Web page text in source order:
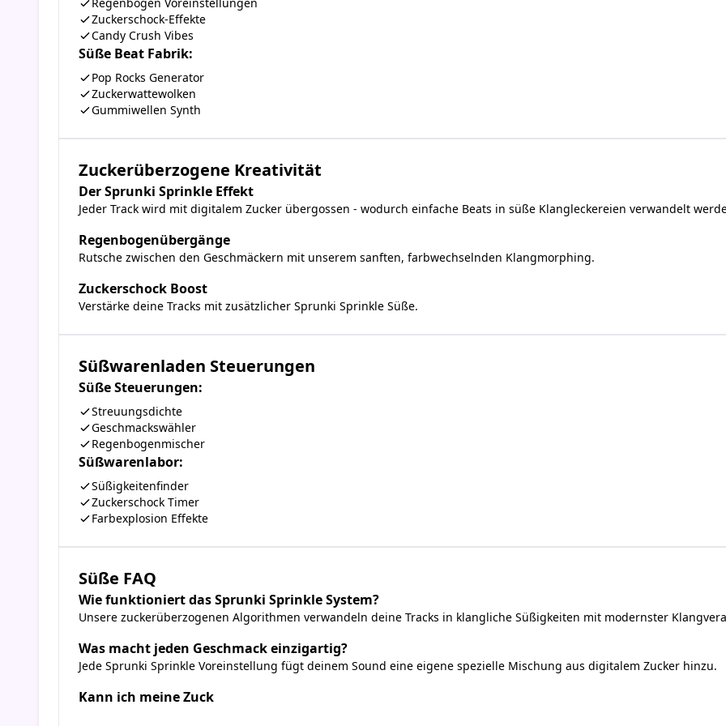
Zuckerschock-Effekte
Candy Crush Vibes
Süße Beat Fabrik:
Pop Rocks Generator
Zuckerwattewolken
Gummiwellen Synth
Zuckerüberzogene Kreativität
Der Sprunki Sprinkle Effekt
Jeder Track wird mit digitalem Zucker übergossen - wodurch einfache Beats in süße Klangleckereien verwandelt
Regenbogenübergänge
Rutsche zwischen den Geschmäckern mit unserem sanften, farbwechselnden Klangmorphing.
Zuckerschock Boost
Verstärke deine Tracks mit zusätzlicher Sprunki Sprinkle Süße.
Süßwarenladen Steuerungen
Süße Steuerungen:
Streuungsdichte
Geschmackswähler
Regenbogenmischer
Süßwarenlabor:
Süßigkeitenfinder
Zuckerschock Timer
Farbexplosion Effekte
Süße FAQ
Wie funktioniert das Sprunki Sprinkle System?
Unsere zuckerüberzogenen Algorithmen verwandeln deine Tracks in klangliche Süßigkeiten mit modernster
Was macht jeden Geschmack einzigartig?
Jede Sprunki Sprinkle Voreinstellung fügt deinem Sound eine eigene spezielle Mischung aus digitalem Zucker hinzu.
Kann ich meine Zuck